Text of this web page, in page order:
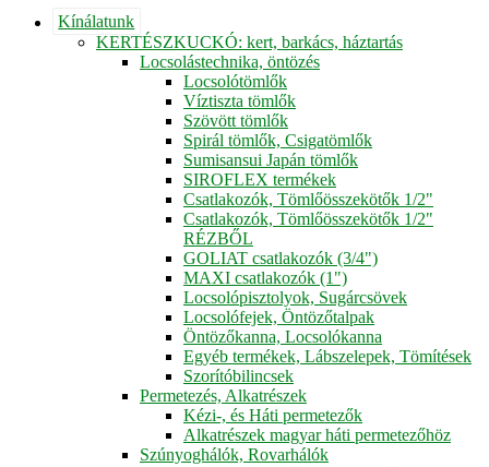
Kínálatunk
KERTÉSZKUCKÓ: kert, barkács, háztartás
Locsolástechnika, öntözés
Locsolótömlők
Víztiszta tömlők
Szövött tömlők
Spirál tömlők, Csigatömlők
Sumisansui Japán tömlők
SIROFLEX termékek
Csatlakozók, Tömlőösszekötők 1/2"
Csatlakozók, Tömlőösszekötők 1/2"
RÉZBŐL
GOLIAT csatlakozók (3/4")
MAXI csatlakozók (1")
Locsolópisztolyok, Sugárcsövek
Locsolófejek, Öntözőtalpak
Öntözőkanna, Locsolókanna
Egyéb termékek, Lábszelepek, Tömítések
Szorítóbilincsek
Permetezés, Alkatrészek
Kézi-, és Háti permetezők
Alkatrészek magyar háti permetezőhöz
Szúnyoghálók, Rovarhálók